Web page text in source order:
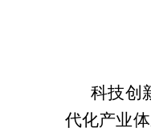
科技创
代化产业